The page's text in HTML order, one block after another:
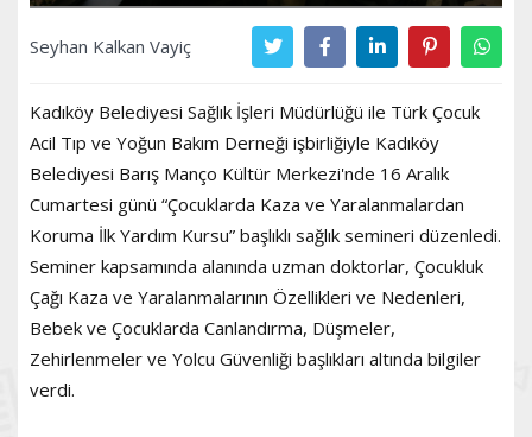
Seyhan Kalkan Vayiç
Kadıköy Belediyesi Sağlık İşleri Müdürlüğü ile Türk Çocuk
Acil Tıp ve Yoğun Bakım Derneği işbirliğiyle Kadıköy
Belediyesi Barış Manço Kültür Merkezi'nde 16 Aralık
Cumartesi günü “Çocuklarda Kaza ve Yaralanmalardan
Koruma İlk Yardım Kursu” başlıklı sağlık semineri düzenledi.
Seminer kapsamında alanında uzman doktorlar, Çocukluk
Çağı Kaza ve Yaralanmalarının Özellikleri ve Nedenleri,
Bebek ve Çocuklarda Canlandırma, Düşmeler,
Zehirlenmeler ve Yolcu Güvenliği başlıkları altında bilgiler
verdi.